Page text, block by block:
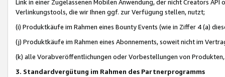
Link in einer Zugelassenen Mobilen Anwendung, der nicht Creators
Verlinkungstools, die wir Ihnen ggf. zur Verfügung stellen, nutzt;
(i) Produktkäufe im Rahmen eines Bounty Events (wie in Ziffer 4 (a)
(j) Produktkäufe im Rahmen eines Abonnements, soweit nicht im
(k) alle Vorabveröffentlichungen oder Vorbestellungen von
3. Standardvergütung im Rahmen des Partnerprogramms